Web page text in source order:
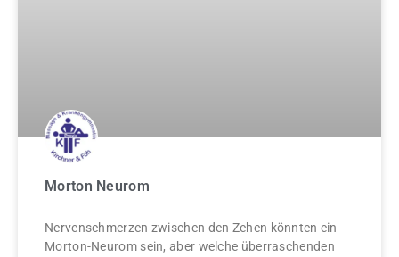
Morton Neurom
Nervenschmerzen zwischen den Zehen könnten ein
Morton-Neurom sein, aber welche überraschenden